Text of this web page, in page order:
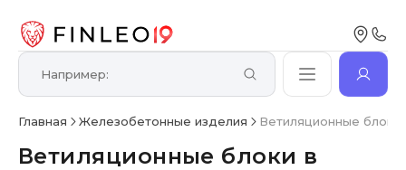
Главная Железобетонные изделия Ветиляционные блоки
Ветиляционные блоки в